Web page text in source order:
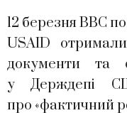
12 березня BBC
USAID
документи та
у Держдепі
про «фактичний